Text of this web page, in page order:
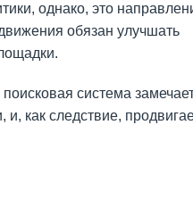
однако, это
обязан улучшать
система
как следствие,